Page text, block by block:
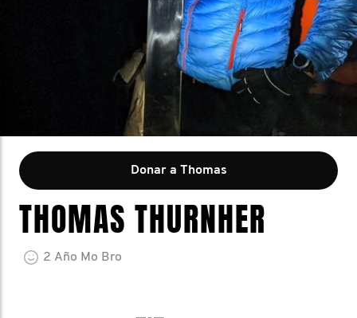
Donar a Thomas
THOMAS THURNHER
2 Año Mo Bro